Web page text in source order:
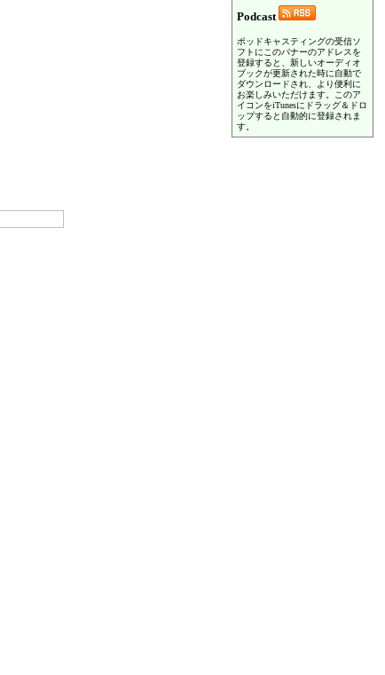
Podcast
ポッドキャスティングの受信ソ
フトにこのバナーのアドレスを
登録すると、新しいオーディオ
ブックが更新された時に自動で
ダウンロードされ、より便利に
お楽しみいただけます。このア
イコンをiTunesにドラッグ＆ドロ
ップすると自動的に登録されま
す。